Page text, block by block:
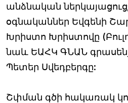
անձնական
օգնականներ Եվգենի
Խրիստո Խրիստովը
նաև ԵԱՀԿ ԳՆԱՆ
Պետեր Սվեդբերգը:
Շփման գծի հակառակ